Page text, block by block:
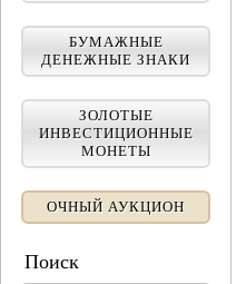
БУМАЖНЫЕ
ДЕНЕЖНЫЕ ЗНАКИ
ЗОЛОТЫЕ
ИНВЕСТИЦИОННЫЕ
МОНЕТЫ
ОЧНЫЙ АУКЦИОН
Поиск